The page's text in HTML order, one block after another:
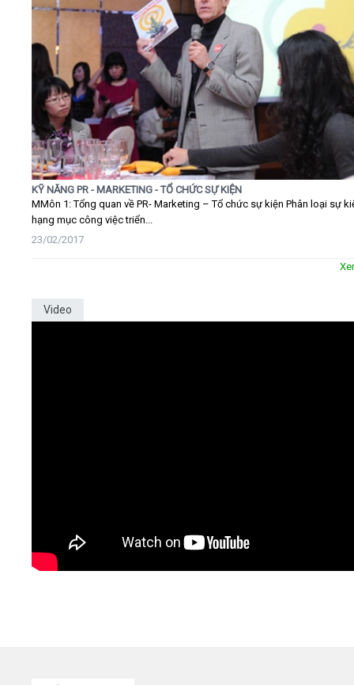
KỸ NĂNG PR - MARKETING - TỔ CHỨC SỰ KIỆN
MMôn 1: Tổng quan về PR- Marketing – Tổ chức sự kiện Phân loại sự
hạng mục công việc triển...
23/02/2017
Video